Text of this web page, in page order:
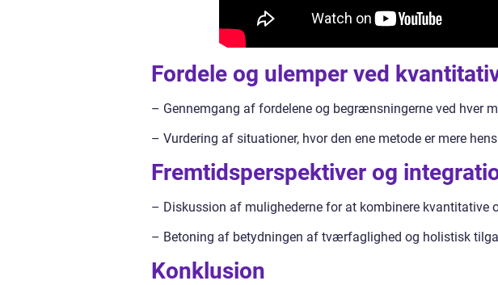
Fordele og ulemper ved
– Gennemgang af fordelene og begrænsningerne ved hver
– Vurdering af situationer, hvor den ene metode er mere
Fremtidsperspektiver og
– Diskussion af mulighederne for at kombinere kvantitative
– Betoning af betydningen af tværfaglighed og holistisk
Konklusion